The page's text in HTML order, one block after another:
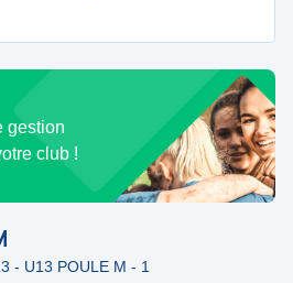
gestion
club !
- U13 POULE M - 1